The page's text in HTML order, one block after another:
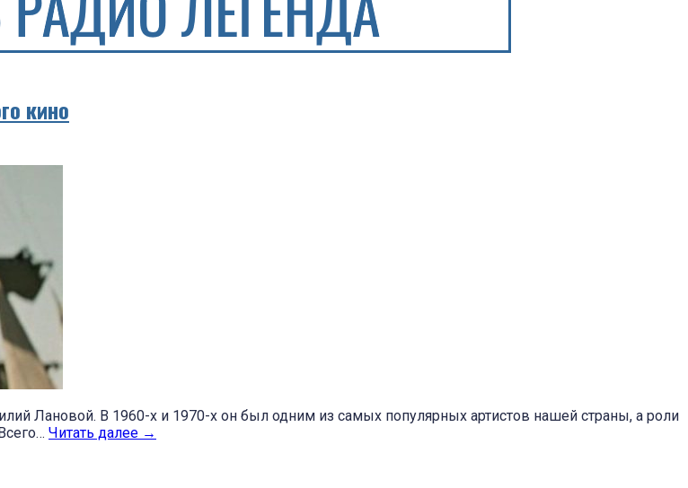
кино
Лановой. В 1960-х и 1970-х он был одним из самых популярных артистов нашей страны, а роли
Читать далее →